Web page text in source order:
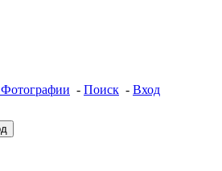
Фотографии - Поиск - Вход